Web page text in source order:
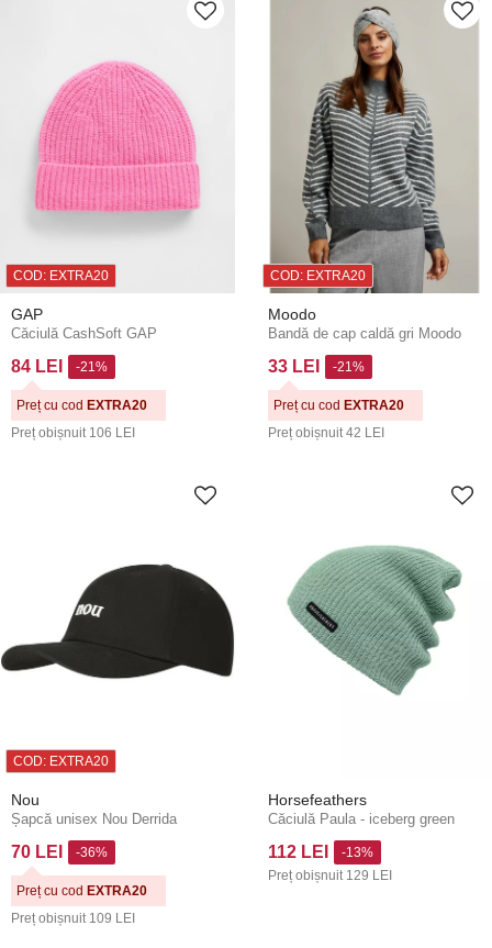
COD: EXTRA20
GAP
Căciulă CashSoft GAP
84 LEI
Preț obișnuit 106 LEI
-21%
Preț cu cod EXTRA20
COD: EXTRA20
Moodo
Bandă de cap caldă gri Moodo
33 LEI
Preț obișnuit 42 LEI
-21%
Preț cu cod EXTRA20
COD: EXTRA20
Nou
Șapcă unisex Nou Derrida
70 LEI
Preț obișnuit 109 LEI
-36%
Preț cu cod EXTRA20
Horsefeathers
Căciulă Paula - iceberg green
112 LEI
Preț obișnuit 129 LEI
-13%